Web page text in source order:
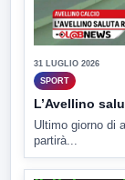
31 LUGLIO 2026
SPORT
L’Avellino
Ultimo giorno di
partirà...